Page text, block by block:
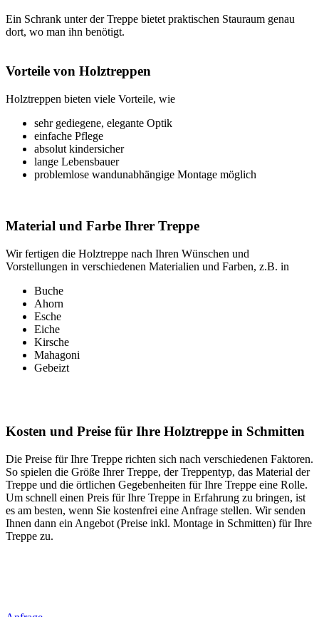
Ein Schrank unter der Treppe bietet praktischen Stauraum genau
dort, wo man ihn benötigt.
Vorteile von Holztreppen
Holztreppen bieten viele Vorteile, wie
sehr gediegene, elegante Optik
einfache Pflege
absolut kindersicher
lange Lebensbauer
problemlose wandunabhängige Montage möglich
Material und Farbe Ihrer Treppe
Wir fertigen die Holztreppe nach Ihren Wünschen und
Vorstellungen in verschiedenen Materialien und Farben, z.B. in
Buche
Ahorn
Esche
Eiche
Kirsche
Mahagoni
Gebeizt
Kosten und Preise für Ihre Holztreppe in Schmitten
Die Preise für Ihre Treppe richten sich nach verschiedenen Faktoren.
So spielen die Größe Ihrer Treppe, der Treppentyp, das Material der
Treppe und die örtlichen Gegebenheiten für Ihre Treppe eine Rolle.
Um schnell einen Preis für Ihre Treppe in Erfahrung zu bringen, ist
es am besten, wenn Sie kostenfrei eine Anfrage stellen. Wir senden
Ihnen dann ein Angebot (Preise inkl. Montage in Schmitten) für Ihre
Treppe zu.